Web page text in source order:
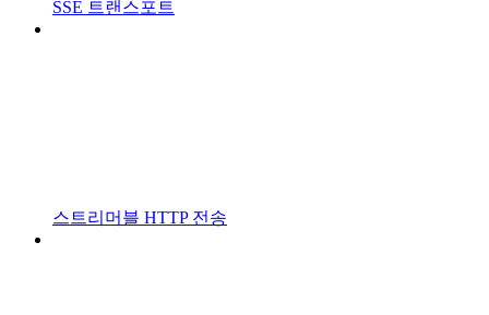
SSE 트랜스포트
스트리머블 HTTP 전송